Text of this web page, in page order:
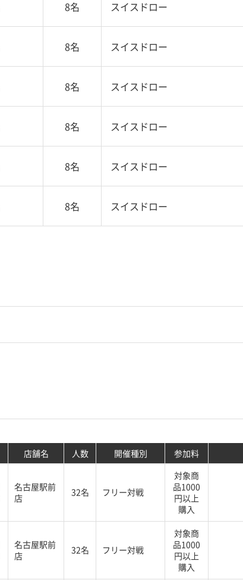
8名 スイスドロー
8名 スイスドロー
8名 スイスドロー
8名 スイスドロー
8名 スイスドロー
8名 スイスドロー
店舗名 人数 開催種別 参加料
名古屋駅前
店
32名 フリー対戦
対象商
品1000
円以上
購入
名古屋駅前
店
32名 フリー対戦
対象商
品1000
円以上
購入